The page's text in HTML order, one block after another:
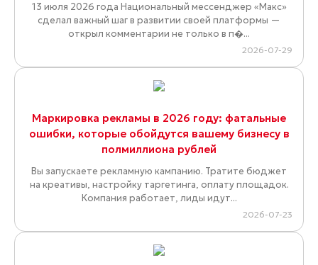
13 июля 2026 года Национальный мессенджер «Макс»
сделал важный шаг в развитии своей платформы —
открыл комментарии не только в п�...
2026-07-29
Маркировка рекламы в 2026 году: фатальные
ошибки, которые обойдутся вашему бизнесу в
полмиллиона рублей
Вы запускаете рекламную кампанию. Тратите бюджет
на креативы, настройку таргетинга, оплату площадок.
Компания работает, лиды идут...
2026-07-23